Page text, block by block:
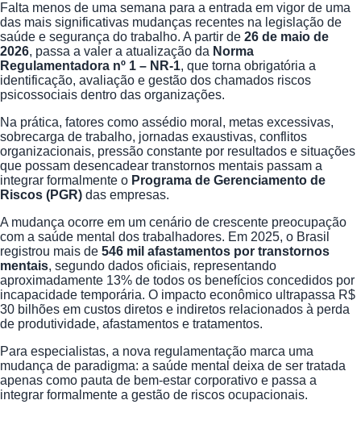
Falta menos de uma semana para a entrada em vigor de uma
das mais significativas mudanças recentes na legislação de
saúde e segurança do trabalho. A partir de 26 de maio de
2026, passa a valer a atualização da Norma
Regulamentadora nº 1 – NR-1, que torna obrigatória a
identificação, avaliação e gestão dos chamados riscos
psicossociais dentro das organizações.
Na prática, fatores como assédio moral, metas excessivas,
sobrecarga de trabalho, jornadas exaustivas, conflitos
organizacionais, pressão constante por resultados e situações
que possam desencadear transtornos mentais passam a
integrar formalmente o Programa de Gerenciamento de
Riscos (PGR) das empresas.
A mudança ocorre em um cenário de crescente preocupação
com a saúde mental dos trabalhadores. Em 2025, o Brasil
registrou mais de 546 mil afastamentos por transtornos
mentais, segundo dados oficiais, representando
aproximadamente 13% de todos os benefícios concedidos por
incapacidade temporária. O impacto econômico ultrapassa R$
30 bilhões em custos diretos e indiretos relacionados à perda
de produtividade, afastamentos e tratamentos.
Para especialistas, a nova regulamentação marca uma
mudança de paradigma: a saúde mental deixa de ser tratada
apenas como pauta de bem-estar corporativo e passa a
integrar formalmente a gestão de riscos ocupacionais.